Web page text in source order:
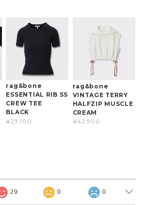
rag&bone
ESSENTIAL RIB SS
CREW TEE
BLACK
¥23,100
rag&bone
VINTAGE TERRY
HALFZIP MUSCLE
CREAM
¥42,900
29 0 0